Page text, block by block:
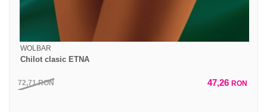
WOLBAR
Chilot clasic ETNA
72,71RON 47,26 RON